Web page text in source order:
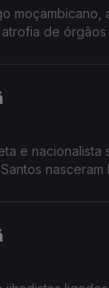
moçambicano,
de órgãos
e nacionalista
nasceram